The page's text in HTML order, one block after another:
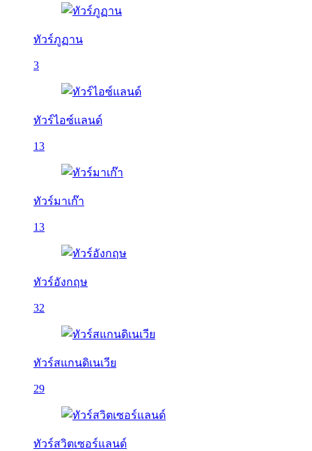
ทัวร์ภูฏาน
3
ทัวร์ไอซ์แลนด์
13
ทัวร์มาเก๊า
13
ทัวร์อังกฤษ
32
ทัวร์สแกนดิเนเวีย
29
ทัวร์สวิตเซอร์แลนด์